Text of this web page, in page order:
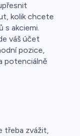
kolik chcete
akciemi.
váš účet
pozice,
potenciálně
třeba zvážit,